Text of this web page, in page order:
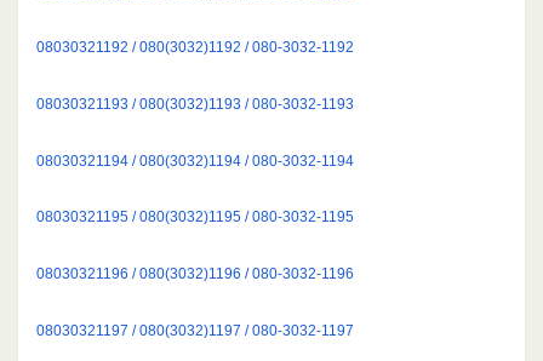
08030321192 / 080(3032)1192 / 080-3032-1192
08030321193 / 080(3032)1193 / 080-3032-1193
08030321194 / 080(3032)1194 / 080-3032-1194
08030321195 / 080(3032)1195 / 080-3032-1195
08030321196 / 080(3032)1196 / 080-3032-1196
08030321197 / 080(3032)1197 / 080-3032-1197